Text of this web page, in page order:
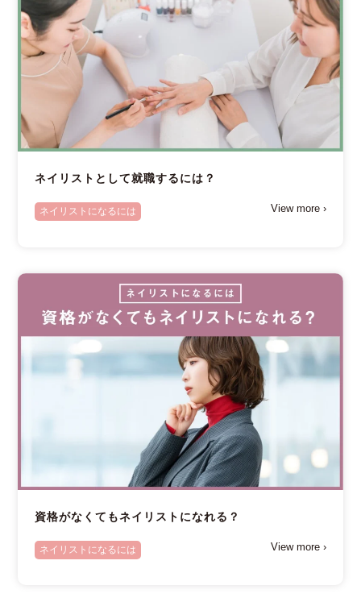
ネイリストとして就職するには？
ネイリストになるには View more ›
資格がなくてもネイリストになれる？
ネイリストになるには View more ›